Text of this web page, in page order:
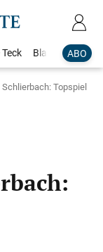
ABO
Blaulicht
Topspiel